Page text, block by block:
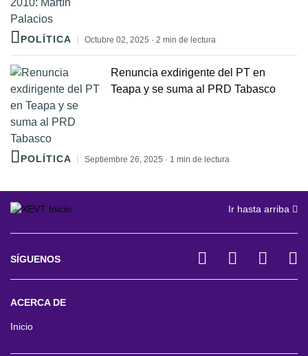
POLÍTICA Octubre 02, 2025 · 2 min de lectura
Renuncia exdirigente del PT en
Teapa y se suma al PRD Tabasco
POLÍTICA Septiembre 26, 2025 · 1 min de lectura
Ir hasta arriba
SÍGUENOS
ACERCA DE
Inicio